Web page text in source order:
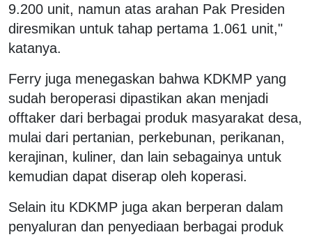
9.200 unit, namun atas arahan Pak Presiden
diresmikan untuk tahap pertama 1.061 unit,"
katanya.
Ferry juga menegaskan bahwa KDKMP yang
sudah beroperasi dipastikan akan menjadi
offtaker dari berbagai produk masyarakat desa,
mulai dari pertanian, perkebunan, perikanan,
kerajinan, kuliner, dan lain sebagainya untuk
kemudian dapat diserap oleh koperasi.
Selain itu KDKMP juga akan berperan dalam
penyaluran dan penyediaan berbagai produk